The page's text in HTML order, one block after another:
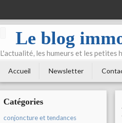
Le blog
L'actualité, les humeurs et les
Accueil Newsletter
Catégories
conjoncture et tendances